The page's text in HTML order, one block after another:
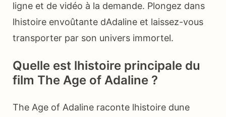
ligne et de vidéo à la demande. Plongez dans
lhistoire envoûtante dAdaline et laissez-vous
transporter par son univers immortel.
Quelle est lhistoire principale du
film The Age of Adaline ?
The Age of Adaline raconte lhistoire dune